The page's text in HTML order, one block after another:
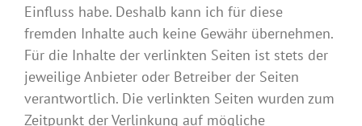
Einfluss habe. Deshalb kann ich für diese
fremden Inhalte auch keine Gewähr übernehmen.
Für die Inhalte der verlinkten Seiten ist stets der
jeweilige Anbieter oder Betreiber der Seiten
verantwortlich. Die verlinkten Seiten wurden zum
Zeitpunkt der Verlinkung auf mögliche